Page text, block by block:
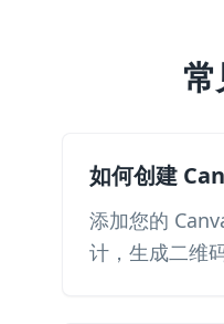
如何创建
添加您的
计，生成二维